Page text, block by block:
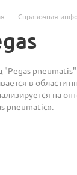
- Справочная
"Pegas
в области
на
pneumatic».